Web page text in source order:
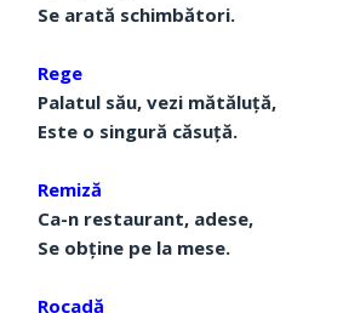
Se arată schimbători.
Rege
Palatul său, vezi mătăluță,
Este o singură căsuță.
Remiză
Ca-n restaurant, adese,
Se obține pe la mese.
Rocadă